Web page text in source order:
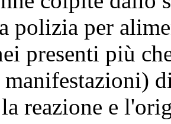
polizia per
presenti più
manifestazioni)
la reazione e